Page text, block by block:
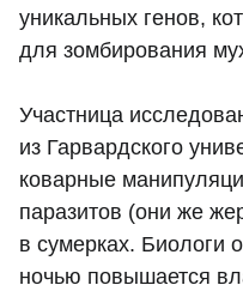
уникальных генов,
для зомбирования
Участница
из Гарвардского
коварные
паразитов (они же
в сумерках. Биологи
ночью повышается